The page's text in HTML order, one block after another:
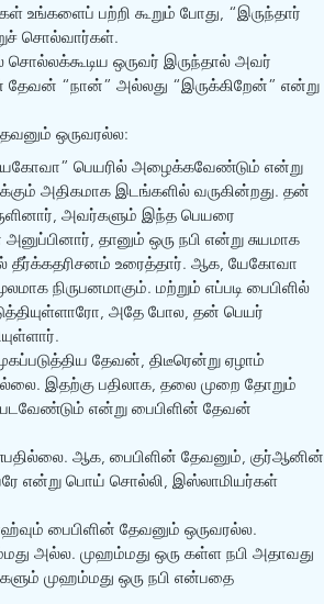
உங்களைப் பற்றி கூறும் போது, “இருந்தார்
சொல்வார்கள்.
சொல்லக்கூடிய ஒருவர் இருந்தால் அவர்
“நான்” அல்லது “இருக்கிறேன்” என்று
ஒருவரல்ல:
பெயரில் அழைக்கவேண்டும் என்று
அதிகமாக இடங்களில் வருகின்றது. தன்
அவர்களும் இந்த பெயரை
தானும் ஒரு நபி என்று சுயமாக
உரைத்தார். ஆக, யேகோவா
நிருபனமாகும். மற்றும் எப்படி பைபிளில்
அதே போல, தன் பெயர்
தேவன், திடீரென்று ஏழாம்
இதற்கு பதிலாக, தலை முறை தோறும்
என்று பைபிளின் தேவன்
ஆக, பைபிளின் தேவனும், குர்‍ஆனின்
என்று பொய் சொல்லி, இஸ்லாமியர்கள்
பைபிளின் தேவனும் ஒருவரல்ல.
அல்ல. முஹம்மது ஒரு கள்ள நபி அதாவது
முஹம்மது ஒரு நபி என்பதை